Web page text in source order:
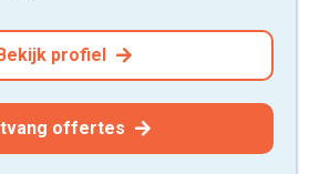
profiel
offertes